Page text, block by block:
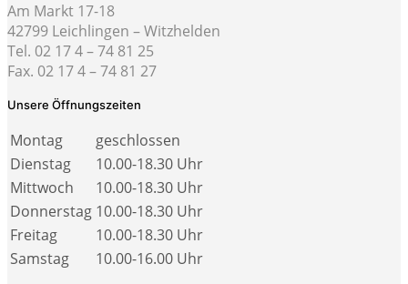
Am Markt 17-18
42799 Leichlingen – Witzhelden
Tel. 02 17 4 – 74 81 25
Fax. 02 17 4 – 74 81 27
Unsere Öffnungszeiten
Montag
geschlossen
Dienstag
10.00-18.30 Uhr
Mittwoch
10.00-18.30 Uhr
Donnerstag 10.00-18.30 Uhr
Freitag
10.00-18.30 Uhr
Samstag
10.00-16.00 Uhr